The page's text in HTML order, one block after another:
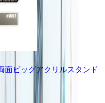
ッグアクリルスタンド